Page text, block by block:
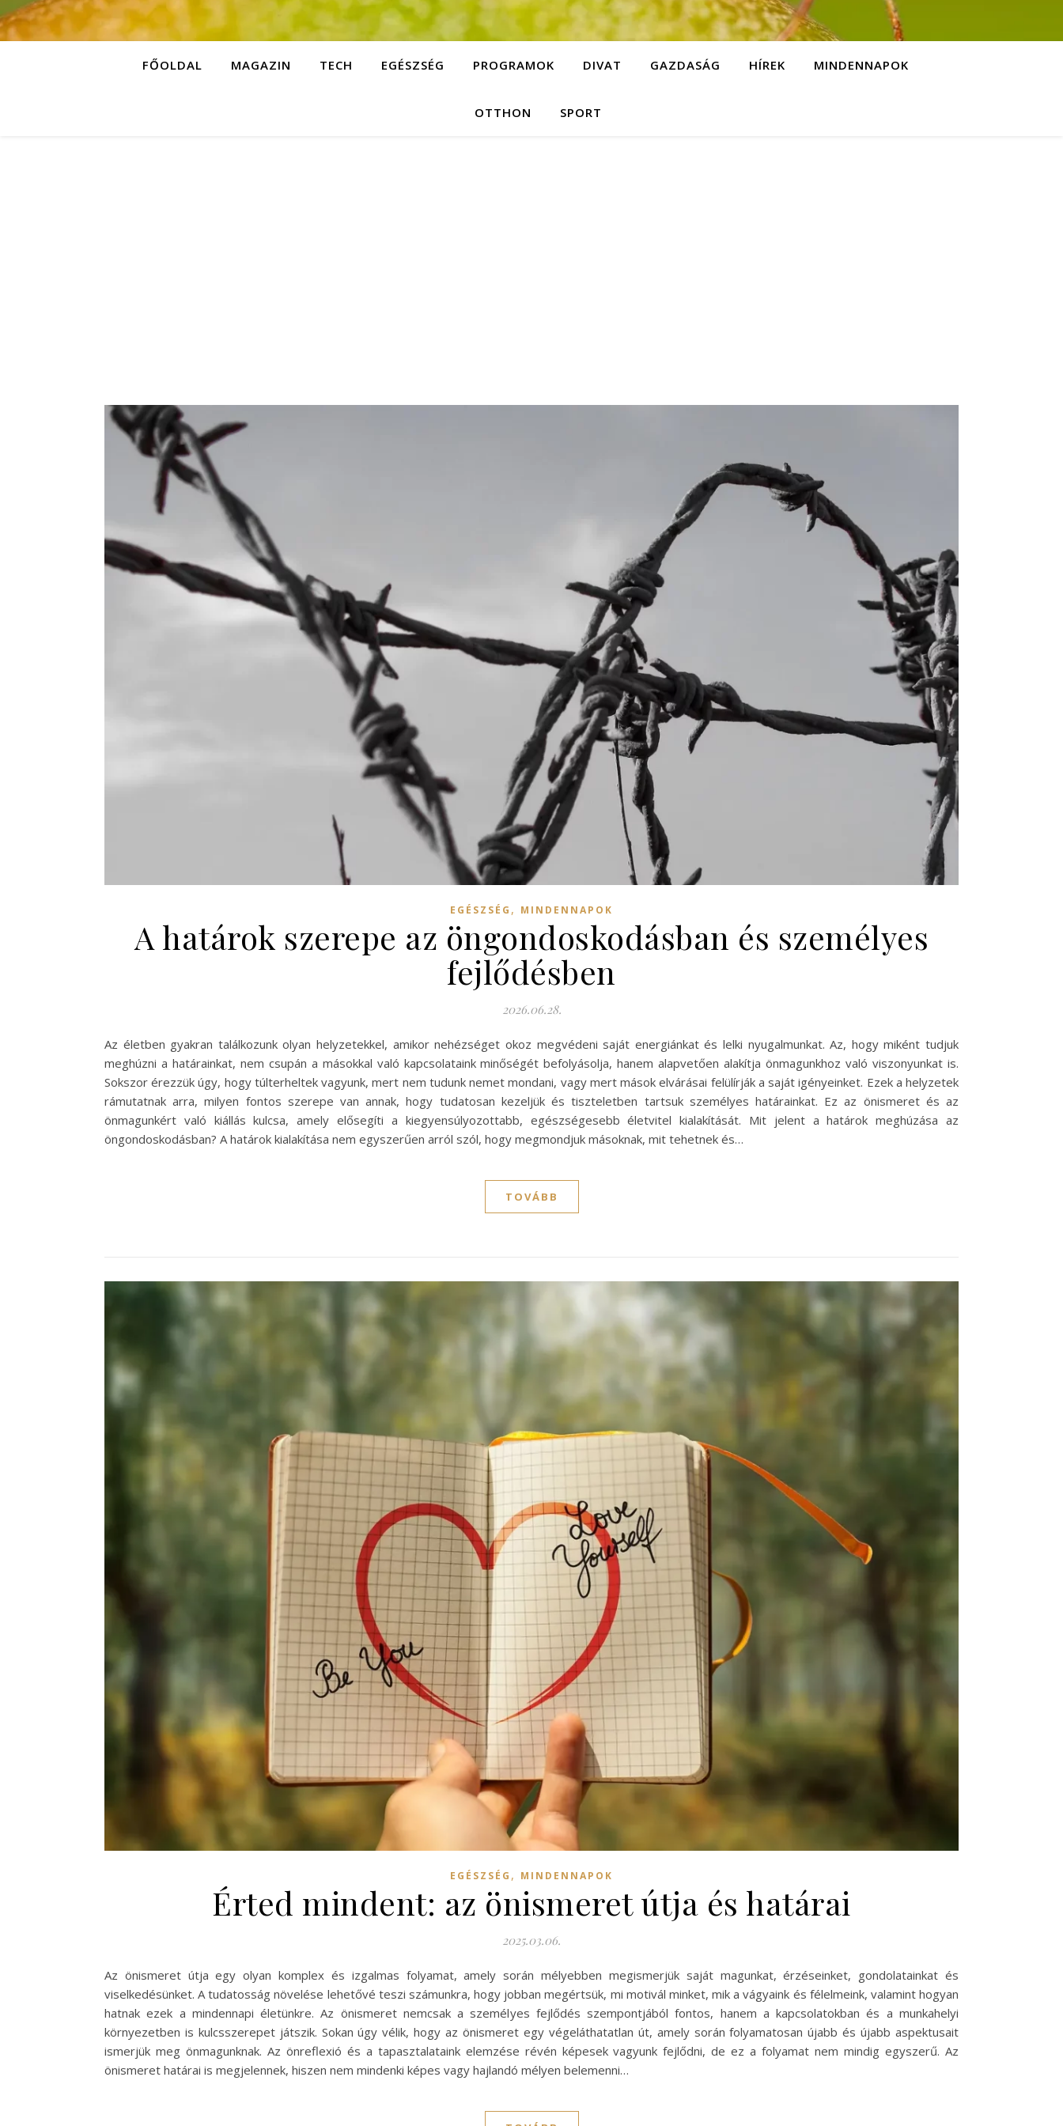
FŐOLDAL MAGAZIN TECH EGÉSZSÉG PROGRAMOK DIVAT GAZDASÁG HÍREK MINDENNAPOK
OTTHON SPORT
EGÉSZSÉG , MINDENNAPOK
A határok szerepe az öngondoskodásban és személyes
fejlődésben
2026.06.28.
Az életben gyakran találkozunk olyan helyzetekkel, amikor nehézséget okoz megvédeni saját energiánkat és lelki nyugalmunkat. Az, hogy miként tudjuk
meghúzni a határainkat, nem csupán a másokkal való kapcsolataink minőségét befolyásolja, hanem alapvetően alakítja önmagunkhoz való viszonyunkat is.
Sokszor érezzük úgy, hogy túlterheltek vagyunk, mert nem tudunk nemet mondani, vagy mert mások elvárásai felülírják a saját igényeinket. Ezek a helyzetek
rámutatnak arra, milyen fontos szerepe van annak, hogy tudatosan kezeljük és tiszteletben tartsuk személyes határainkat. Ez az önismeret és az
önmagunkért való kiállás kulcsa, amely elősegíti a kiegyensúlyozottabb, egészségesebb életvitel kialakítását. Mit jelent a határok meghúzása az
öngondoskodásban? A határok kialakítása nem egyszerűen arról szól, hogy megmondjuk másoknak, mit tehetnek és…
TOVÁBB
EGÉSZSÉG , MINDENNAPOK
Érted mindent: az önismeret útja és határai
2025.03.06.
Az önismeret útja egy olyan komplex és izgalmas folyamat, amely során mélyebben megismerjük saját magunkat, érzéseinket, gondolatainkat és
viselkedésünket. A tudatosság növelése lehetővé teszi számunkra, hogy jobban megértsük, mi motivál minket, mik a vágyaink és félelmeink, valamint hogyan
hatnak ezek a mindennapi életünkre. Az önismeret nemcsak a személyes fejlődés szempontjából fontos, hanem a kapcsolatokban és a munkahelyi
környezetben is kulcsszerepet játszik. Sokan úgy vélik, hogy az önismeret egy végeláthatatlan út, amely során folyamatosan újabb és újabb aspektusait
ismerjük meg önmagunknak. Az önreflexió és a tapasztalataink elemzése révén képesek vagyunk fejlődni, de ez a folyamat nem mindig egyszerű. Az
önismeret határai is megjelennek, hiszen nem mindenki képes vagy hajlandó mélyen belemenni…